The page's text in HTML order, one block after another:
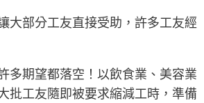
大部分工友直接受助，許多工友經
多期望都落空！以飲食業、美容業
批工友隨即被要求縮減工時，準備